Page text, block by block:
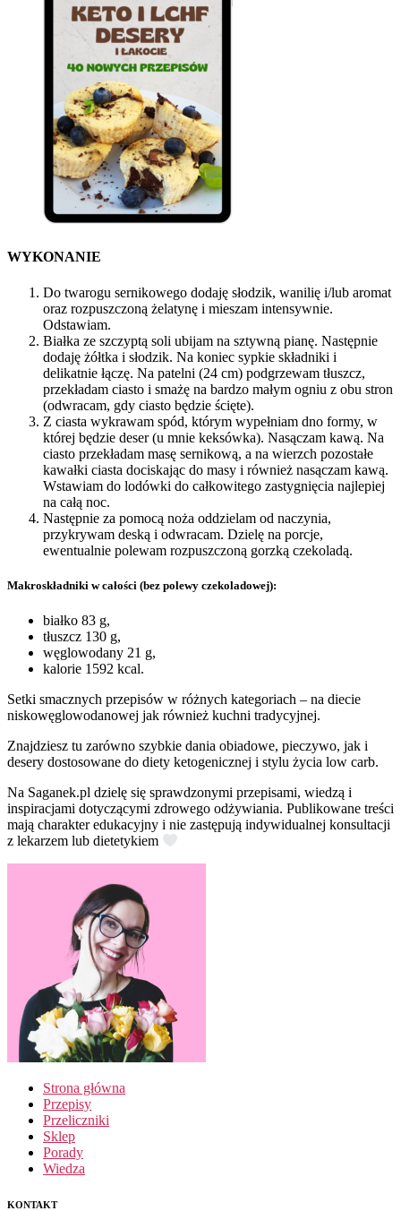
WYKONANIE
Do twarogu sernikowego dodaję słodzik, wanilię i/lub aromat
oraz rozpuszczoną żelatynę i mieszam intensywnie.
Odstawiam.
Białka ze szczyptą soli ubijam na sztywną pianę. Następnie
dodaję żółtka i słodzik. Na koniec sypkie składniki i
delikatnie łączę. Na patelni (24 cm) podgrzewam tłuszcz,
przekładam ciasto i smażę na bardzo małym ogniu z obu stron
(odwracam, gdy ciasto będzie ścięte).
Z ciasta wykrawam spód, którym wypełniam dno formy, w
której będzie deser (u mnie keksówka). Nasączam kawą. Na
ciasto przekładam masę sernikową, a na wierzch pozostałe
kawałki ciasta dociskając do masy i również nasączam kawą.
Wstawiam do lodówki do całkowitego zastygnięcia najlepiej
na całą noc.
Następnie za pomocą noża oddzielam od naczynia,
przykrywam deską i odwracam. Dzielę na porcje,
ewentualnie polewam rozpuszczoną gorzką czekoladą.
Makroskładniki w całości (bez polewy czekoladowej):
białko 83 g,
tłuszcz 130 g,
węglowodany 21 g,
kalorie 1592 kcal.
Setki smacznych przepisów w różnych kategoriach – na diecie
niskowęglowodanowej jak również kuchni tradycyjnej.
Znajdziesz tu zarówno szybkie dania obiadowe, pieczywo, jak i
desery dostosowane do diety ketogenicznej i stylu życia low carb.
Na Saganek.pl dzielę się sprawdzonymi przepisami, wiedzą i
inspiracjami dotyczącymi zdrowego odżywiania. Publikowane treści
mają charakter edukacyjny i nie zastępują indywidualnej konsultacji
z lekarzem lub dietetykiem
Strona główna
Przepisy
Przeliczniki
Sklep
Porady
Wiedza
KONTAKT